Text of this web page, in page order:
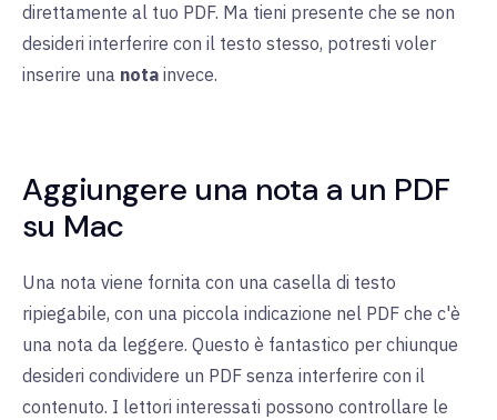
direttamente al tuo PDF. Ma tieni presente che se non
desideri interferire con il testo stesso, potresti voler
inserire una nota invece.
Aggiungere una nota a un PDF
su Mac
Una nota viene fornita con una casella di testo
ripiegabile, con una piccola indicazione nel PDF che c'è
una nota da leggere. Questo è fantastico per chiunque
desideri condividere un PDF senza interferire con il
contenuto. I lettori interessati possono controllare le